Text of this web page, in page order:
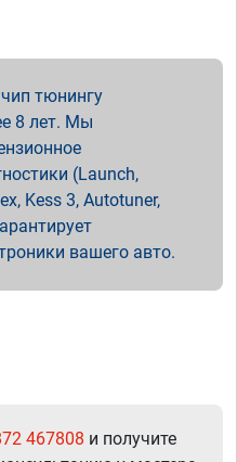
тюнингу
8 лет. Мы
(Launch,
Kess 3, Autotuner,
вашего авто.
467808 и получите